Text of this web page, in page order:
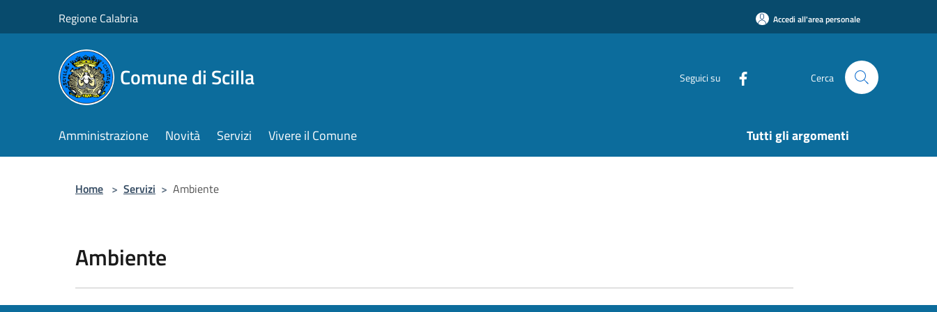
Regione Calabria Accedi all'area personale
Comune di Scilla Seguici su Cerca
Amministrazione Novità Servizi Vivere il Comune Tutti gli argomenti
Home > Servizi > Ambiente
Ambiente